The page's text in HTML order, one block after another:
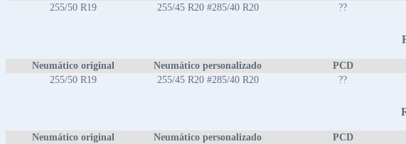
255/50 R19
255/45 R20 #285/40 R20 ??
Neumático original Neumático personalizado PCD
255/50 R19
255/45 R20 #285/40 R20 ??
Neumático original Neumático personalizado PCD